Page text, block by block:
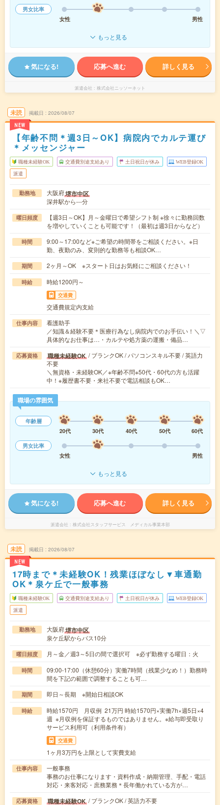
男女比率
女性
男性
もっと見る
気になる! 応募へ進む 詳しく見る
派遣会社 株式会社ニッソーネット
未読
NEW
掲載日 2026/08/07
【年齢不問＊週3日～OK】病院内でカルテ運び
＊メッセンジャー
職種未経験OK 交通費別途支給あり 土日祝日が休み WEB登録OK
派遣
勤務地 大阪府堺市中区
深井駅から---分
曜日頻度
【週3日～OK】月～金曜日で希望シフト制 ※徐々に勤務回数
を増やしていくことも可能です！（最初は週3日からなど）
時間
9:00～17:00など※ご希望の時間帯をご相談ください。※日
勤、夜勤のみ、変則的な勤務等も相談OK…
期間 2ヶ月～OK ※スタート日はお気軽にご相談ください！
時給 時給1200円～
交通費
交通費規定内支給
仕事内容
看護助手
／知識＆経験不要＊医療行為なし病院内でのお手伝い！＼▽
具体的なお仕事は…・カルテや処方薬の運搬・備品…
応募資格 職種未経験OK / ブランクOK / パソコンスキル不要 / 英語力
不要
＼無資格・未経験OK／※年齢不問※50代・60代の方も活躍
中！※履歴書不要・来社不要で電話相談もOK…
職場の雰囲気
年齢層
20代
30代 40代 50代
60代
男女比率
女性
男性
もっと見る
気になる! 応募へ進む 詳しく見る
派遣会社 株式会社スタッフサービス メディカル事業本部
未読
NEW
掲載日 2026/08/07
17時まで＊未経験OK！残業ほぼなし▼車通勤
OK＊泉ケ丘で一般事務
職種未経験OK 交通費別途支給あり 土日祝日が休み WEB登録OK
派遣
勤務地 大阪府堺市中区
泉ケ丘駅からバス10分
曜日頻度 月～金／週3～5日の間で選択可 ※必ず勤務する曜日：火
時間
09:00-17:00（休憩60分）実働7時間（残業少なめ！）勤務時
間を下記の範囲で調整することも可…
期間 即日～長期 ※開始日相談OK
時給
時給1570円 月収例 21万円 時給1570円×実働7h×週5日×4
週 ※月収例を保証するものではありません。※給与即受取り
サービス利用可（利用条件有）
交通費
1ヶ月3万円を上限として実費支給
仕事内容
一般事務
事務のお仕事になります・資料作成・納期管理、手配・電話
対応・来客対応・庶務業務＊長年働かれている方が…
応募資格 職種未経験OK / ブランクOK / 英語力不要